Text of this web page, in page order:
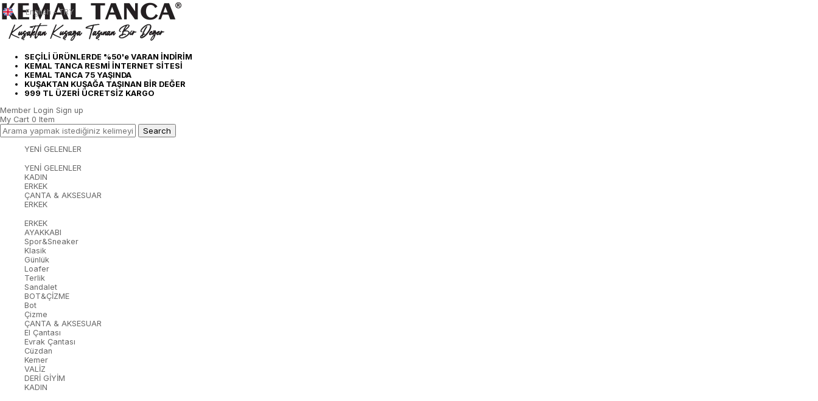
SEÇİLİ ÜRÜNLERDE %50'e VARAN İNDİRİM
KEMAL TANCA RESMİ İNTERNET SİTESİ
KEMAL TANCA 75 YAŞINDA
KUŞAKTAN KUŞAĞA TAŞINAN BİR DEĞER
999 TL ÜZERİ ÜCRETSİZ KARGO
English - TRY
Member Login Sign up
My Cart 0 Item
YENİ GELENLER
YENİ GELENLER
KADIN
ERKEK
ÇANTA & AKSESUAR
ERKEK
ERKEK
AYAKKABI
Spor&Sneaker
Klasik
Günlük
Loafer
Terlik
Sandalet
BOT&ÇİZME
Bot
Çizme
ÇANTA & AKSESUAR
El Çantası
Evrak Çantası
Cüzdan
Kemer
VALİZ
DERİ GİYİM
KADIN